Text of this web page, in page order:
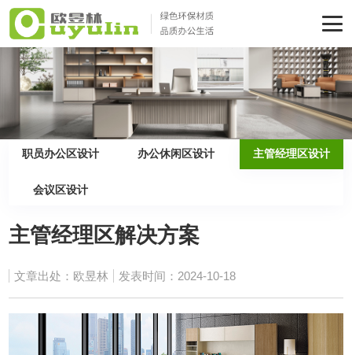
职员办公区设计 办公休闲区设计 主管经理区设计
会议区设计
主管经理区解决方案
文章出处：欧昱林 发表时间：2024-10-18